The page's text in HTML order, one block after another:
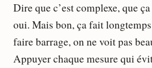
Dire que c’est complexe, que
oui. Mais bon, ça fait
faire barrage, on ne voit pas
Appuyer chaque mesure qui